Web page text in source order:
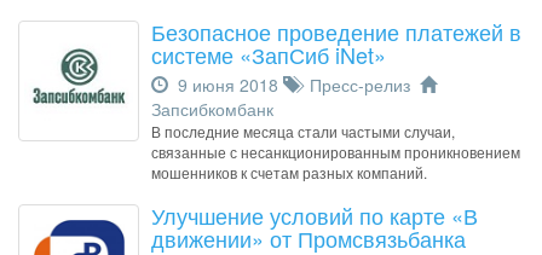
Безопасное проведение платежей в
системе «ЗапСиб iNet»
9 июня 2018
Пресс-релиз
Запсибкомбанк
В последние месяца стали частыми случаи,
связанные с несанкционированным проникновением
мошенников к счетам разных компаний.
Улучшение условий по карте «В
движении» от Промсвязьбанка